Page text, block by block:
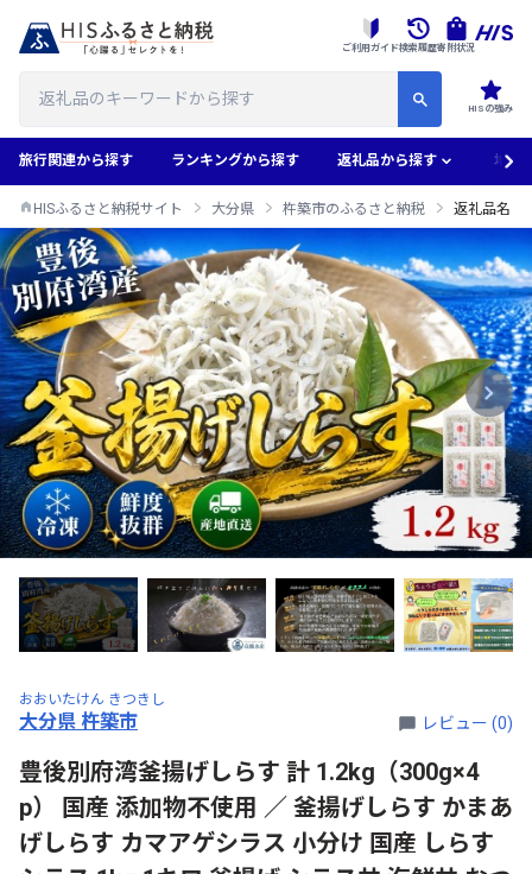
HISの強み
ご利用ガイド検索履歴寄附状況
旅行関連から探す ランキングから探す 返礼品から探す 地域
HISふるさと納税サイト 大分県 杵築市のふるさと納税 返礼品名
おおいたけん きつきし
大分県 杵築市 レビュー (0)
豊後別府湾釜揚げしらす 計 1.2kg（300g×4
p） 国産 添加物不使用 ／ 釜揚げしらす かまあ
げしらす カマアゲシラス 小分け 国産 しらす